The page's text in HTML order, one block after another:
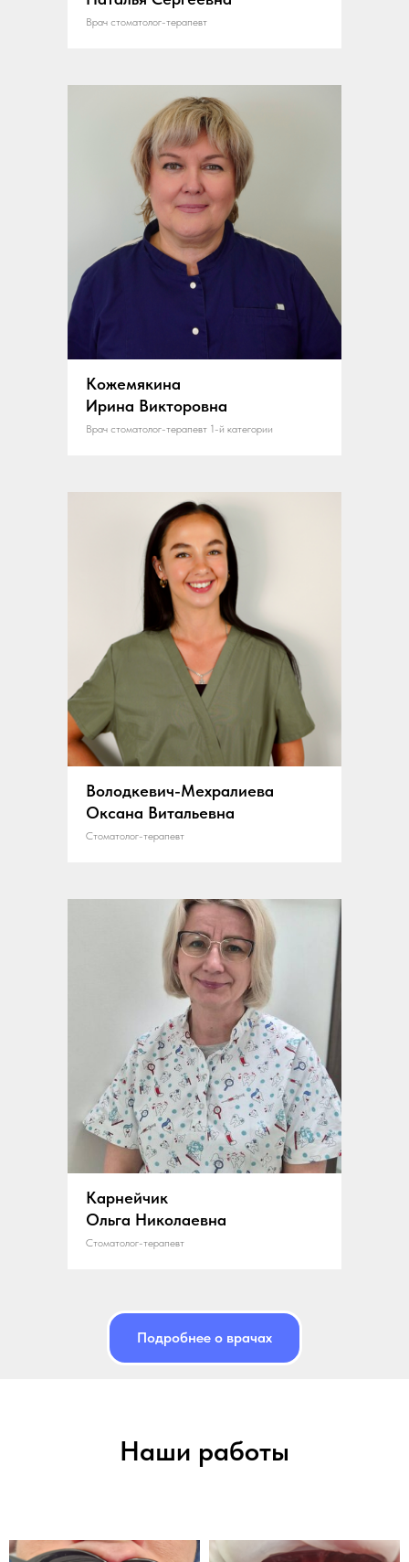
Врач стоматолог-терапевт
Кожемякина
Ирина Викторовна
Врач стоматолог-терапевт 1-й категории
Володкевич-Мехралиева
Оксана Витальевна
Стоматолог-терапевт
Карнейчик
Ольга Николаевна
Стоматолог-терапевт
Подробнее о врачах
Наши работы